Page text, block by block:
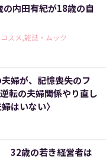
内田有紀が18歳の自
スメ,雑誌・ムック
夫婦が、記憶喪失のフ
転の夫婦関係やり直し
はいない〉
32歳の若き経営者は